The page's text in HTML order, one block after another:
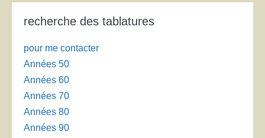
recherche des tablatures
pour me contacter
Années 50
Années 60
Années 70
Années 80
Années 90